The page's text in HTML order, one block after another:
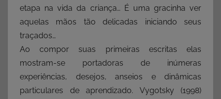
etapa na vida da criança… É uma gracinha ver
aquelas mãos tão delicadas iniciando seus
traçados…
Ao compor suas primeiras escritas elas
mostram-se portadoras de inúmeras
experiências, desejos, anseios e dinâmicas
particulares de aprendizado. Vygotsky (1998)